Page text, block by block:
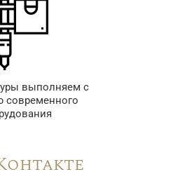
выполняем с